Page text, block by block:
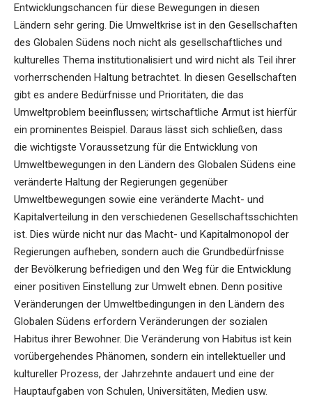
Entwicklungschancen für diese Bewegungen in diesen
Ländern sehr gering. Die Umweltkrise ist in den Gesellschaften
des Globalen Südens noch nicht als gesellschaftliches und
kulturelles Thema institutionalisiert und wird nicht als Teil ihrer
vorherrschenden Haltung betrachtet. In diesen Gesellschaften
gibt es andere Bedürfnisse und Prioritäten, die das
Umweltproblem beeinflussen; wirtschaftliche Armut ist hierfür
ein prominentes Beispiel. Daraus lässt sich schließen, dass
die wichtigste Voraussetzung für die Entwicklung von
Umweltbewegungen in den Ländern des Globalen Südens eine
veränderte Haltung der Regierungen gegenüber
Umweltbewegungen sowie eine veränderte Macht- und
Kapitalverteilung in den verschiedenen Gesellschaftsschichten
ist. Dies würde nicht nur das Macht- und Kapitalmonopol der
Regierungen aufheben, sondern auch die Grundbedürfnisse
der Bevölkerung befriedigen und den Weg für die Entwicklung
einer positiven Einstellung zur Umwelt ebnen. Denn positive
Veränderungen der Umweltbedingungen in den Ländern des
Globalen Südens erfordern Veränderungen der sozialen
Habitus ihrer Bewohner. Die Veränderung von Habitus ist kein
vorübergehendes Phänomen, sondern ein intellektueller und
kultureller Prozess, der Jahrzehnte andauert und eine der
Hauptaufgaben von Schulen, Universitäten, Medien usw.